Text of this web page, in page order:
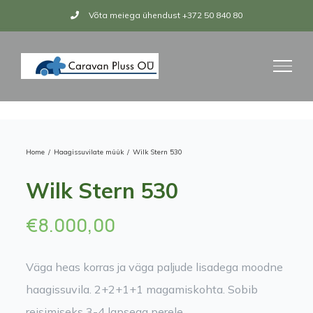
to
content
Võta meiega ühendust +372 50 840 80
Home / Haagissuvilate müük / Wilk Stern 530
Wilk Stern 530
€8.000,00
Väga heas korras ja väga paljude lisadega moodne
haagissuvila. 2+2+1+1 magamiskohta. Sobib